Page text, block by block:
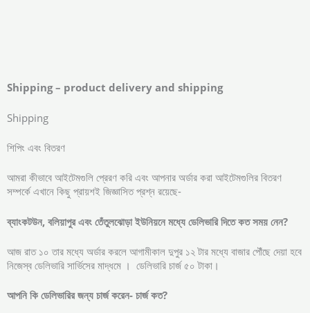
Shipping – product delivery and shipping
Shipping
শিপিং এবং বিতরণ
আমরা কীভাবে আইটেমগুলি প্রেরণ করি এবং আপনার অর্ডার করা আইটেমগুলির বিতরণ
সম্পর্কে এখানে কিছু প্রায়শই জিজ্ঞাসিত প্রশ্ন রয়েছে-
ব্যাংকটউন, বলিয়াপুর এবং তেঁতুলঝোড়া ইউনিয়নে মধ্যে ডেলিভারি দিতে কত সময় নেন?
আজ রাত ১০ তার মধ্যে অর্ডার করলে আগামীকাল দুপুর ১২ টার মধ্যে বাজার পৌঁছে দেয়া হবে
নিজেস্ব ডেলিভারি সার্ভিসের মাদ্ধমে । ডেলিভারি চার্জ ৫০ টাকা।
আপনিকি ডেলিভারিরজন্য চার্জকরেন- চার্জকত?